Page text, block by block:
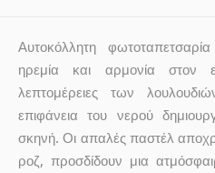
Αυτοκόλλητη
ηρεμία και αρμονία
λεπτομέρειες των
επιφάνεια του νερού
σκηνή. Οι απαλές παστέλ
ροζ, προσδίδουν μια